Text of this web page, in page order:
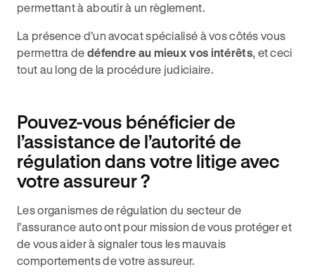
permettant à aboutir à un règlement.
La présence d’un avocat spécialisé à vos côtés vous
permettra de défendre au mieux vos intérêts, et ceci
tout au long de la procédure judiciaire.
Pouvez-vous bénéficier de
l’assistance de l’autorité de
régulation dans votre litige avec
votre assureur ?
Les organismes de régulation du secteur de
l’assurance auto ont pour mission de vous protéger et
de vous aider à signaler tous les mauvais
comportements de votre assureur.